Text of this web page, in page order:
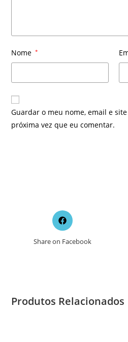
Nome *
Guardar o meu nome, email e
próxima vez que eu comentar.
Opens
in
new
Share on Facebook
Produtos Relacionados